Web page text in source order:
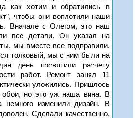
как хотим и обратились в
чтобы они воплотили наши
Вначале с Олегом, это наш
все детали. Он указал на
мы вместе все подправили.
толковый, мы с ним были на
день посвятили расчету
работ. Ремонт занял 11
уложились. Пришлось
обои, но это уж наша вина. В
немного изменили дизайн. В
Сделали качественно,